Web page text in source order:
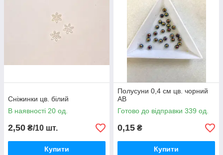
Сніжинки цв. білий
В наявності 20 од.
2,50 ₴/10 шт.
Купити
Полусуни 0,4 см цв. чорний
AB
Готово до відправки 339 од.
0,15 ₴
Купити